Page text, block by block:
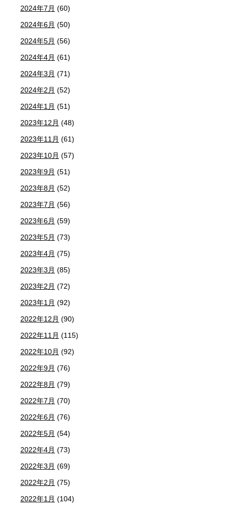
2024年7月 (60)
2024年6月 (50)
2024年5月 (56)
2024年4月 (61)
2024年3月 (71)
2024年2月 (52)
2024年1月 (51)
2023年12月 (48)
2023年11月 (61)
2023年10月 (57)
2023年9月 (51)
2023年8月 (52)
2023年7月 (56)
2023年6月 (59)
2023年5月 (73)
2023年4月 (75)
2023年3月 (85)
2023年2月 (72)
2023年1月 (92)
2022年12月 (90)
2022年11月 (115)
2022年10月 (92)
2022年9月 (76)
2022年8月 (79)
2022年7月 (70)
2022年6月 (76)
2022年5月 (54)
2022年4月 (73)
2022年3月 (69)
2022年2月 (75)
2022年1月 (104)